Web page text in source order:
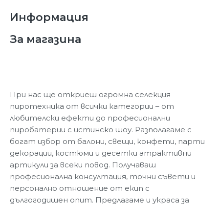
Информация
За магазина
При нас ще откриеш огромна селекция
пиротехника от всички категории – от
любителски ефекти до професионални
пиробатерии с истинско шоу. Разполагаме с
богат избор от балони, свещи, конфети, парти
декорации, костюми и десетки атрактивни
артикули за всеки повод. Получаваш
професионална консултация, точни съвети и
персонално отношение от екип с
дългогодишен опит. Предлагаме и украса за